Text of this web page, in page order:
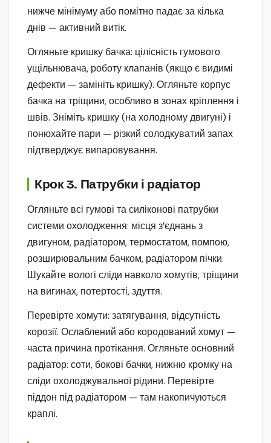
нижче мінімуму або помітно падає за кілька
днів — активний витік.
Огляньте кришку бачка: цілісність гумового
ущільнювача, роботу клапанів (якщо є видимі
дефекти — замініть кришку). Огляньте корпус
бачка на тріщини, особливо в зонах кріплення і
швів. Зніміть кришку (на холодному двигуні) і
понюхайте пари — різкий солодкуватий запах
підтверджує випаровування.
Крок 3. Патрубки і радіатор
Огляньте всі гумові та силіконові патрубки
системи охолодження: місця з’єднань з
двигуном, радіатором, термостатом, помпою,
розширювальним бачком, радіатором пічки.
Шукайте вологі сліди навколо хомутів, тріщини
на вигинах, потертості, здуття.
Перевірте хомути: затягування, відсутність
корозії. Ослаблений або кородований хомут —
часта причина протікання. Огляньте основний
радіатор: соти, бокові бачки, нижню кромку на
сліди охолоджувальної рідини. Перевірте
піддон під радіатором — там накопичуються
краплі.